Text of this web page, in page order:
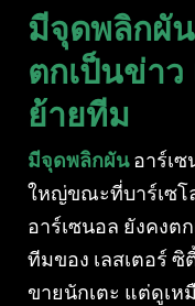
มีจุดพลิกผั
ตกเป็นข่าว
ย้ายทีม
มีจุดพลิกผัน อาร์เ
ใหญ่ขณะที่บาร์เซโ
อาร์เซนอล ยังคงต
ทีมของ เลสเตอร์
ขายนักเตะ แต่ดูเห